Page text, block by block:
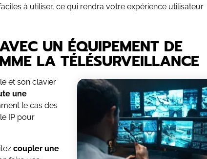
à utiliser, ce qui rendra votre expérience utilisateur
UN ÉQUIPEMENT DE
LA TÉLÉSURVEILLANCE
et son clavier
une
le cas des
IP pour
coupler une